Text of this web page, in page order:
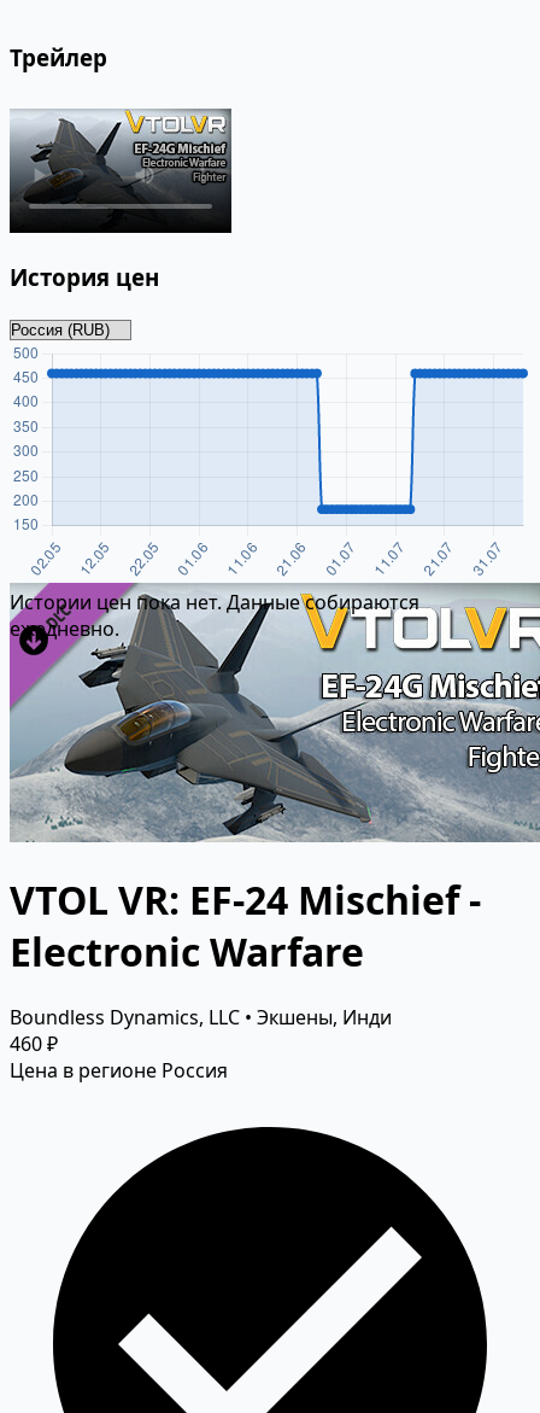
Трейлер
История цен
Истории цен пока нет. Данные собираются
ежедневно.
VTOL VR: EF-24 Mischief -
Electronic Warfare
Boundless Dynamics, LLC • Экшены, Инди
460 ₽
Цена в регионе Россия